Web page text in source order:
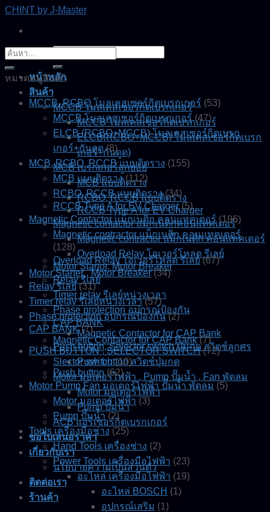
Skip
content
CHINT by J-Master
หน้าหลัก
สินค้า
MCCB โมลเคสเซอร์กิตเบรกเกอร์
MCCB โมลเคสเซอร์กิตเบรกเกอร์
ELCB(RCBO+MCCB) โมลเคสเซอร์กิตเบรก
เกอร์+กันดูด)
MCB เบรกเกอร์ลูกย่อย
MCB แบบติดราง
RCBO, RCCB แบบติดราง
RCCB Type A for EV Charger
Magnetic contactor แมกเนติกคอนแทคเตอร์
Magnetic contractor แม็กเนติก คอนแทคเตอร์
Overload Relay โอเวอร์โหลด รีเลย์
Motor Startor, Motor Breaker
Relay รีเลย์
Timer relay รีเลย์หน่วงเวลา
Phase protection อุปกรณ์ป้องกัน
CAP BANK
Magnetic Contactor for CAP Bank
Push button, Selector switch ปุ่มกด สวิตช์ลูกศร
Push button สวิตช์ปุ่มกด
Motor มอเตอร์ไฟฟ้า , Pump ปั๊มน้ำ , Fan พัดลม
Motor มอเตอร์ไฟฟ้า
Pump ปั๊มน้ำ
ACB แอร์เซอร์กิตเบรกเกอร์
ขอใบเสนอราคา
เกี่ยวกับเรา
นโยบายความเป็นส่วนตัว
ติดต่อเรา
ร้านค้า
ค้นหา:
หมวดหมู่สินค้า
MCCB, RCBO โมลเคสเซอร์กิตเบรกเกอร์ (53)
MCCB โมลเคสเซอร์กิตเบรกเกอร์ (47)
ELCB (RCBO+MCCB) โมลเคสเซอร์กิตเบรก
เกอร์+กันดูด (8)
MCB, RCBO, RCCB แบบติดราง (155)
MCB แบบติดราง (112)
RCBO, RCCB แบบติดราง (34)
RCCB Type A for EV Charger (5)
Magnetic Contactor แม็กเนติก คอนแทคเตอร์ (196)
Magnetic contractor แม็กเนติก คอนแทคเตอร์
(128)
Overload Relay โอเวอร์โหลด รีเลย์ (67)
Motor Starter , Motor Breaker (34)
Relay รีเลย์ (31)
Timer relay รีเลย์หน่วงเวลา (57)
Phase protection อุปกรณ์ป้องกัน (2)
CAP BANK (7)
Magnetic Contactor for CAP Bank (7)
PUSH BUTTON , SELECTOR SWITCH (72)
Slector switch (10)
Push button (62)
Motor Pump Fan มอเตอร์ไฟฟ้า ปั๊มน้ำ พัดลม (5)
Motor มอเตอร์ไฟฟ้า (3)
Pump ปั๊มน้ำ (2)
Tools เครื่องมือช่าง (25)
Hand Tools เครื่องช่าง (2)
Power Tools เครื่องมือไฟฟ้า (23)
อะไหล่ เครื่องมือไฟฟ้า (19)
อะไหล่ BOSCH (1)
อุปกรณ์เสริม (1)